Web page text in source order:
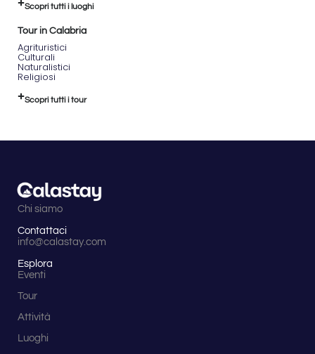
Scopri tutti i luoghi
Tour in Calabria
Agrituristici
Culturali
Naturalistici
Religiosi
Scopri tutti i tour
Chi siamo
Contattaci
info@calastay.com
Esplora
Eventi
Tour
Attività
Luoghi